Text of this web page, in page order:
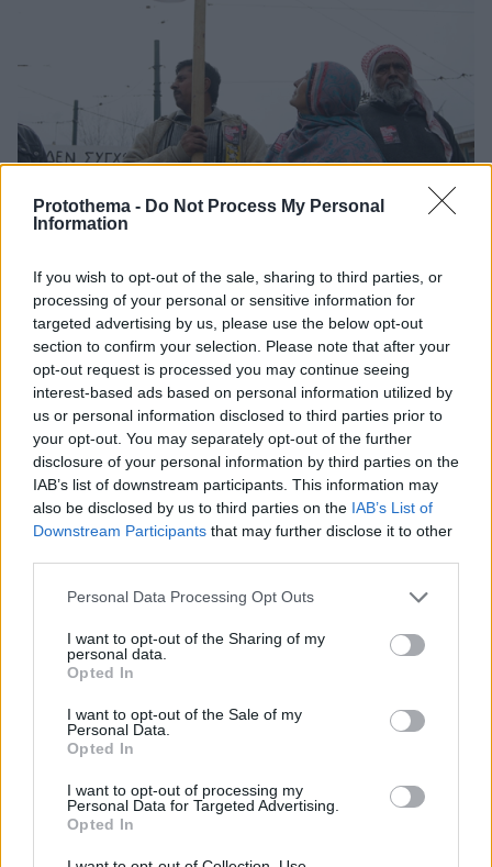
Protothema - Do Not Process My Personal
Information
If you wish to opt-out of the sale, sharing to third parties, or
processing of your personal or sensitive information for
targeted advertising by us, please use the below opt-out
section to confirm your selection. Please note that after your
opt-out request is processed you may continue seeing
interest-based ads based on personal information utilized by
us or personal information disclosed to third parties prior to
your opt-out. You may separately opt-out of the further
disclosure of your personal information by third parties on the
IAB’s list of downstream participants. This information may
also be disclosed by us to third parties on the IAB’s List of
Downstream Participants that may further disclose it to other
Please note that this website/app uses one or more Google
not limited to your visit or usage behaviour. You may click to
grant or deny consent to Google and its third-party tags to
use your data for below specified purposes in below Google
consent section.
Personal Data Processing Opt Outs
I want to opt-out of the Sharing of my
personal data.
Opted In
I want to opt-out of the Sale of my
Personal Data.
Opted In
I want to opt-out of processing my
Personal Data for Targeted Advertising.
Opted In
Δολοφονία Λουκμάν: Ένοχοι οι δύο κατηγορούμενοι -
Ρατσιστικό το κίνητρό τους
Το Μικτό Ορκωτό Δικαστήριο της Αθήνας απέρριψε
όλους τους υπερασπιστικούς ισχυρισμούς των δύο
κατηγορουμένων για τη δολοφονία του Πακιστανού
Σαχζάτ Λουκμάν στα Πετράλωνα τον Ιανουάριο του
2013
06.05.2019, 11:50 41